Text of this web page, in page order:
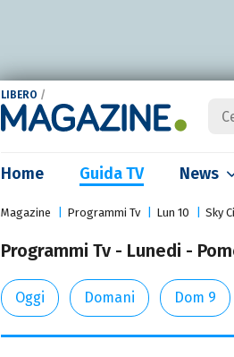
LIBERO /
Home Guida TV News
Magazine Programmi Tv Lun 10 Sky
Programmi Tv - Lunedi -
Oggi Domani Dom 9